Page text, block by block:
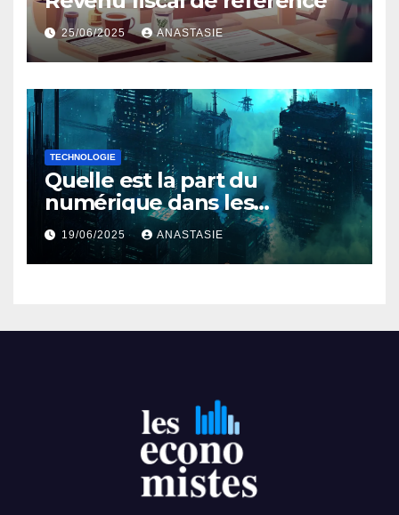
25/06/2025 ANASTASIE
TECHNOLOGIE
Quelle est la part du
numérique dans les
émissions mondiales de gaz
à effet de serre ?
19/06/2025 ANASTASIE